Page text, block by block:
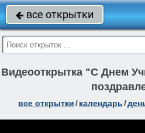
 все открытки
Видеооткрытка "С Днем
все открытки/ календарь/